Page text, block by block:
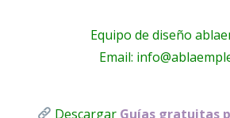
Equipo de diseño
Email:
Descargar Guías gratuitas